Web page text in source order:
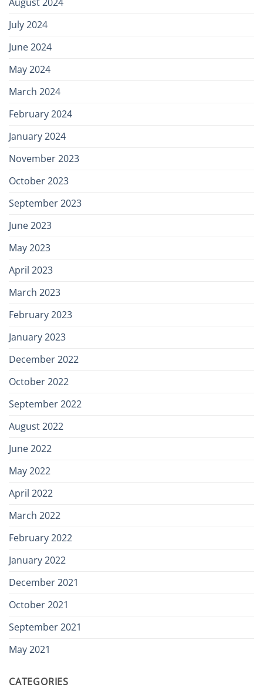
July 2024
June 2024
May 2024
March 2024
February 2024
January 2024
November 2023
October 2023
September 2023
June 2023
May 2023
April 2023
March 2023
February 2023
January 2023
December 2022
October 2022
September 2022
August 2022
June 2022
May 2022
April 2022
March 2022
February 2022
January 2022
December 2021
October 2021
September 2021
May 2021
CATEGORIES